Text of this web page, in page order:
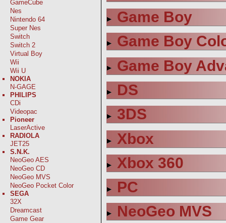
GameCube
Nes
Nintendo 64
Super Nes
Switch
Switch 2
Virtual Boy
Wii
Wii U
NOKIA
N-GAGE
PHILIPS
CDi
Videopac
Pioneer
LaserActive
RADIOLA
JET25
S.N.K.
NeoGeo AES
NeoGeo CD
NeoGeo MVS
NeoGeo Pocket Color
SEGA
32X
Dreamcast
Game Gear
Game Boy
Game Boy
Game Boy
DS
3DS
Xbox
Xbox 360
PC
NeoGeo MVS